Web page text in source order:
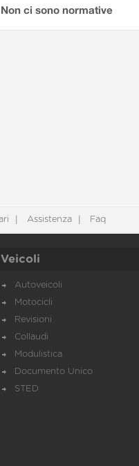
Non ci sono normative
Assistenza Faq
Veicoli
Autoveicoli
Motocicli
Revisioni
Collaudi
Modulistica
Documento Unico
STED